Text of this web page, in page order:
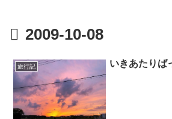
2009-10-08
旅行記 いきあたりば